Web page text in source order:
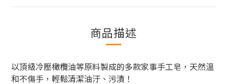
商品描述
以頂級冷壓橄欖油等原料製成的多款家事手工皂，天然溫
和不傷手，輕鬆清潔油汙、污漬！